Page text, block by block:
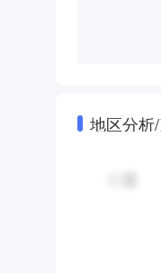
地区分析